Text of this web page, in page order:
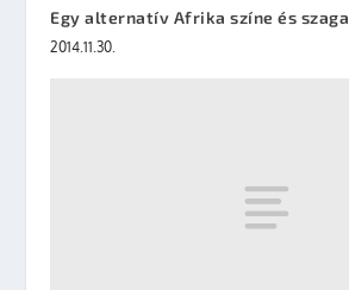
Egy alternatív Afrika színe és szaga
2014.11.30.